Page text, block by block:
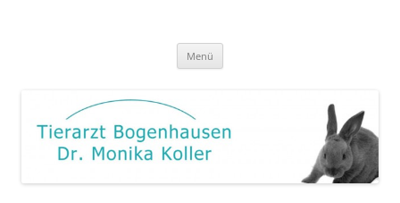
Menü